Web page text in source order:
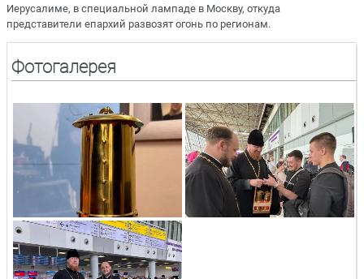
Иерусалиме, в специальной лампаде в Москву, откуда
представители епархий развозят огонь по регионам.
Фотогалерея